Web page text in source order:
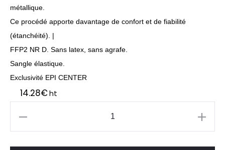
métallique.
Ce procédé apporte davantage de confort et de fiabilité
(étanchéité). |
FFP2 NR D. Sans latex, sans agrafe.
Sangle élastique.
Exclusivité EPI CENTER
14.28€ht